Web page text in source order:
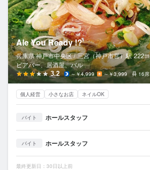
Ale You Ready !?
兵庫県 神戸市中央区 / 三宮（神戸市営） 駅 222m
ビアバー、居酒屋、バル
3.2 ～￥4,999 ～￥3,999 16席
個人経営 小さなお店 ネイルOK
バイト ホールスタッフ
バイト ホールスタッフ
最終更新日：30日以上前